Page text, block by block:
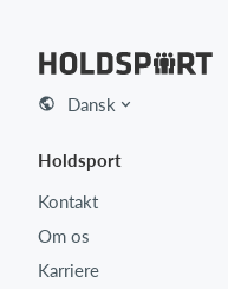
Hvad koster det?
Dansk
Holdsport
Kontakt
Om os
Karriere